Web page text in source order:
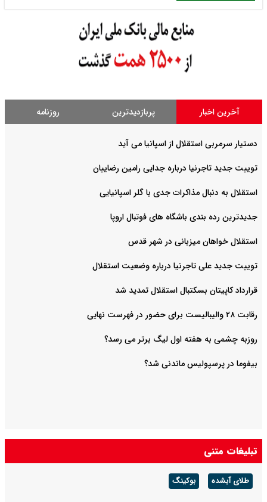
آخرین اخبار پربازدیدترین روزنامه
دستیار سرمربی استقلال از اسپانیا می آید
توییت جدید تاجرنیا درباره جدایی رامین رضاییان
استقلال به دنبال مذاکرات جدی با گلر اسپانیایی
جدیدترین رده بندی باشگاه های فوتبال اروپا
استقلال خواهان میزبانی در شهر قدس
توییت جدید علی تاجرنیا درباره وضعیت استقلال
قرارداد کاپیتان بسکتبال استقلال تمدید شد
رقابت ۲۸ والیبالیست برای حضور در فهرست نهایی
روزبه چشمی به هفته اول لیگ برتر می رسد؟
بیفوما در پرسپولیس ماندنی شد؟
تبلیغات متنی
طلای آبشده بوکینگ